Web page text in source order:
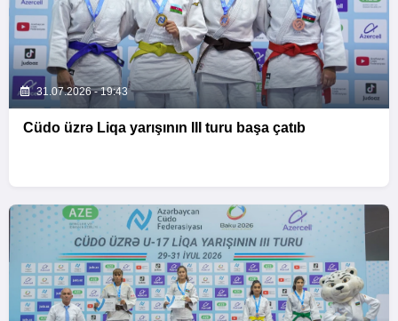
31.07.2026 - 19:43
Cüdo üzrə Liqa yarışının III turu başa çatıb